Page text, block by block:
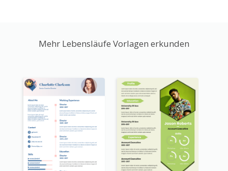
Mehr Lebensläufe Vorlagen erkunden